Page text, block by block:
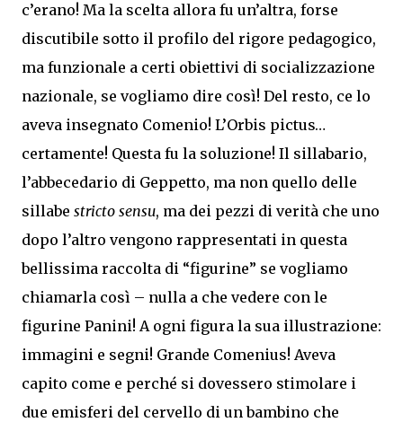
c’erano! Ma la scelta allora fu un’altra, forse
discutibile sotto il profilo del rigore pedagogico,
ma funzionale a certi obiettivi di socializzazione
nazionale, se vogliamo dire così! Del resto, ce lo
aveva insegnato Comenio! L’Orbis pictus…
certamente! Questa fu la soluzione! Il sillabario,
l’abbecedario di Geppetto, ma non quello delle
sillabe stricto sensu, ma dei pezzi di verità che uno
dopo l’altro vengono rappresentati in questa
bellissima raccolta di “figurine” se vogliamo
chiamarla così – nulla a che vedere con le
figurine Panini! A ogni figura la sua illustrazione:
immagini e segni! Grande Comenius! Aveva
capito come e perché si dovessero stimolare i
due emisferi del cervello di un bambino che